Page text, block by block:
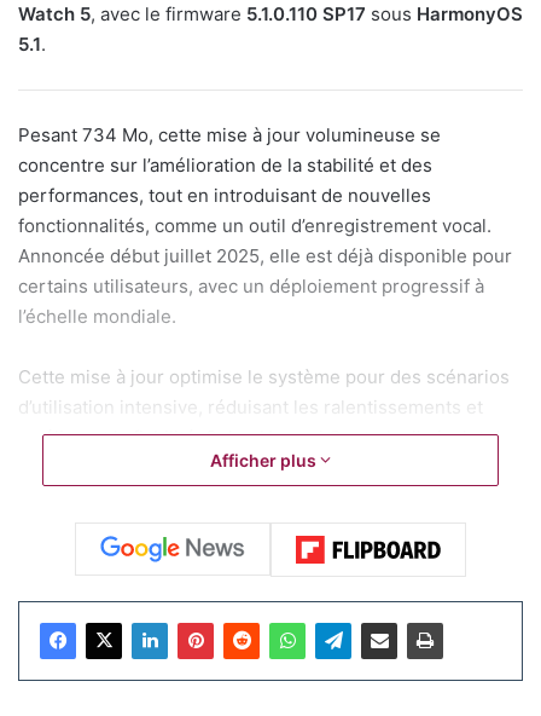
Watch 5, avec le firmware 5.1.0.110 SP17 sous HarmonyOS
5.1.
Pesant 734 Mo, cette mise à jour volumineuse se
concentre sur l’amélioration de la stabilité et des
performances, tout en introduisant de nouvelles
fonctionnalités, comme un outil d’enregistrement vocal.
Annoncée début juillet 2025, elle est déjà disponible pour
certains utilisateurs, avec un déploiement progressif à
l’échelle mondiale.
Cette mise à jour optimise le système pour des scénarios
d’utilisation intensive, réduisant les ralentissements et
améliorant la fiabilité. SelonHuawei Central, elle inclut des
améliorations pour la synchronisation des contacts (jusqu’à
applications existantes, comme l’alarme. Une nouvelle
application de mémo vocal permet désormais d’enregistrer
utilité pour les tâches quotidiennes.
Articles similaires
Afficher plus